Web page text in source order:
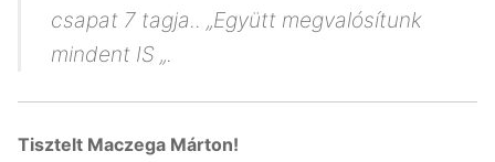
csapat 7 tagja.. „Együtt megvalósítunk
mindent IS „.
Tisztelt Maczega Márton!